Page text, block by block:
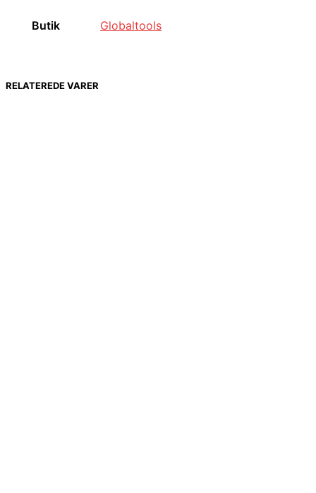
Butik Globaltools
RELATEREDE VARER